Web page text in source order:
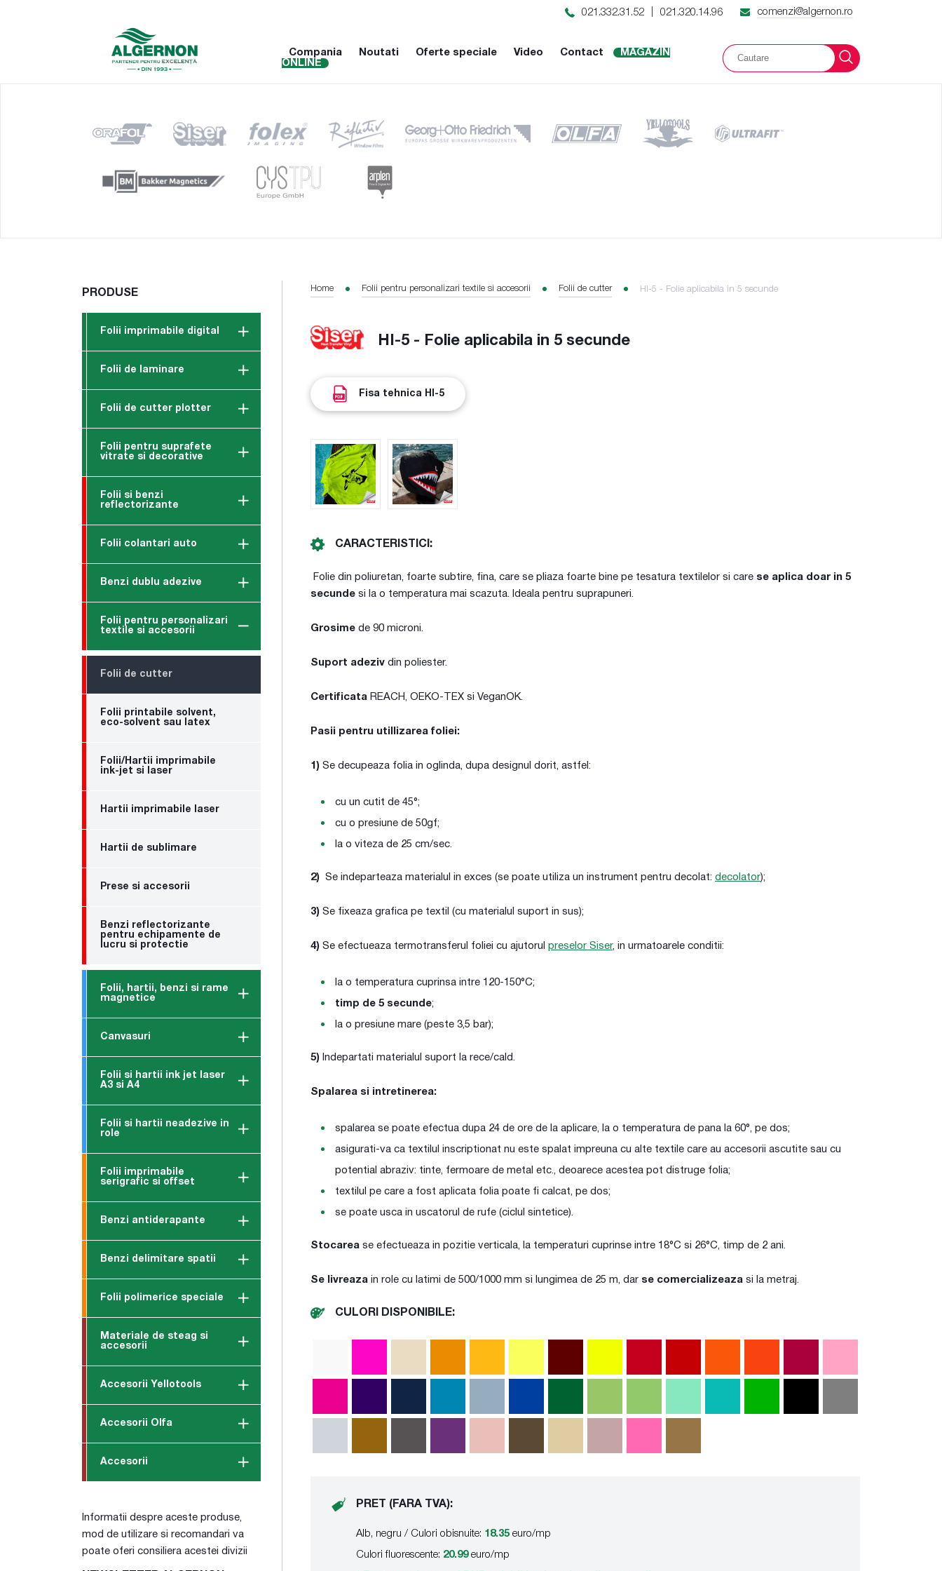
021.332.31.52 021.320.14.96 comenzi@algernon.ro
Compania Noutati Oferte speciale Video Contact
MAGAZIN
ONLINE
PRODUSE
Folii imprimabile digital
Folii de laminare
Folii de cutter plotter
Folii pentru suprafete
vitrate si decorative
Folii si benzi
reflectorizante
Folii colantari auto
Benzi dublu adezive
Folii pentru personalizari
textile si accesorii
Folii de cutter
Folii printabile solvent,
eco-solvent sau latex
Folii/Hartii imprimabile
ink-jet si laser
Hartii imprimabile laser
Hartii de sublimare
Prese si accesorii
Benzi reflectorizante
pentru echipamente de
lucru si protectie
Folii, hartii, benzi si rame
magnetice
Canvasuri
Folii si hartii ink jet laser
A3 si A4
Folii si hartii neadezive in
role
Folii imprimabile
serigrafic si offset
Benzi antiderapante
Benzi delimitare spatii
Folii polimerice speciale
Materiale de steag si
accesorii
Accesorii Yellotools
Accesorii Olfa
Accesorii
Informatii despre aceste produse,
mod de utilizare si recomandari va
poate oferi consiliera acestei divizii
Home Folii pentru personalizari textile si accesorii Folii de cutter HI-5 - Folie aplicabila in 5 secunde
HI-5 - Folie aplicabila in 5 secunde
Fisa tehnica HI-5
CARACTERISTICI:
Folie din poliuretan, foarte subtire, fina, care se pliaza foarte bine pe tesatura textilelor si care se aplica doar in 5
secunde si la o temperatura mai scazuta. Ideala pentru suprapuneri.
Grosime de 90 microni.
Suport adeziv din poliester.
Certificata REACH, OEKO-TEX si VeganOK.
Pasii pentru utillizarea foliei:
1) Se decupeaza folia in oglinda, dupa designul dorit, astfel:
cu un cutit de 45°;
cu o presiune de 50gf;
la o viteza de 25 cm/sec.
2) Se indeparteaza materialul in exces (se poate utiliza un instrument pentru decolat: decolator);
3) Se fixeaza grafica pe textil (cu materialul suport in sus);
4) Se efectueaza termotransferul foliei cu ajutorul preselor Siser, in urmatoarele conditii:
la o temperatura cuprinsa intre 120-150°C;
timp de 5 secunde;
la o presiune mare (peste 3,5 bar);
5) Indepartati materialul suport la rece/cald.
Spalarea si intretinerea:
spalarea se poate efectua dupa 24 de ore de la aplicare, la o temperatura de pana la 60°, pe dos;
asigurati-va ca textilul inscriptionat nu este spalat impreuna cu alte textile care au accesorii ascutite sau cu
potential abraziv: tinte, fermoare de metal etc., deoarece acestea pot distruge folia;
textilul pe care a fost aplicata folia poate fi calcat, pe dos;
se poate usca in uscatorul de rufe (ciclul sintetice).
Stocarea se efectueaza in pozitie verticala, la temperaturi cuprinse intre 18°C si 26°C, timp de 2 ani.
Se livreaza in role cu latimi de 500/1000 mm si lungimea de 25 m, dar se comercializeaza si la metraj.
CULORI DISPONIBILE:
PRET (FARA TVA):
Alb, negru / Culori obisnuite: 18.35 euro/mp
Culori fluorescente: 20.99 euro/mp